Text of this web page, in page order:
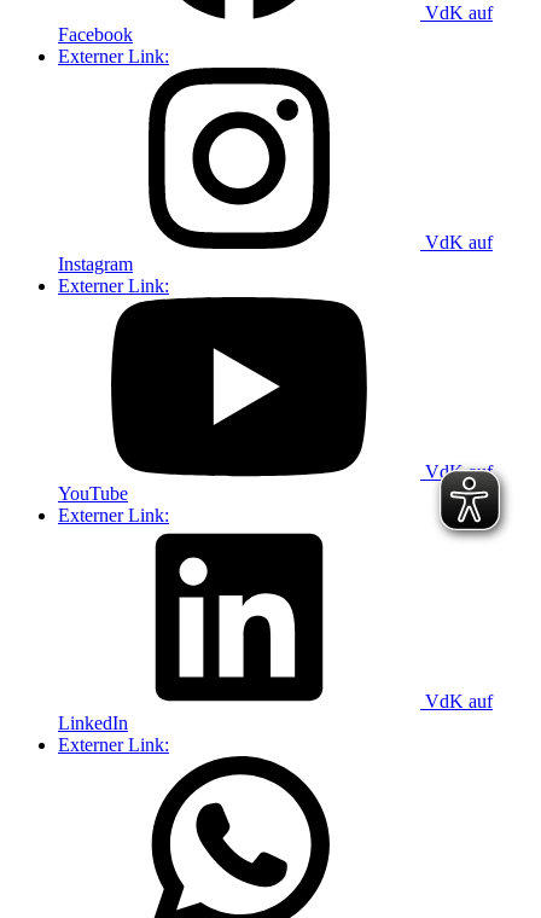
VdK auf
Facebook
Externer Link:
VdK auf
Instagram
Externer Link:
VdK auf
YouTube
Externer Link:
VdK auf
LinkedIn
Externer Link: